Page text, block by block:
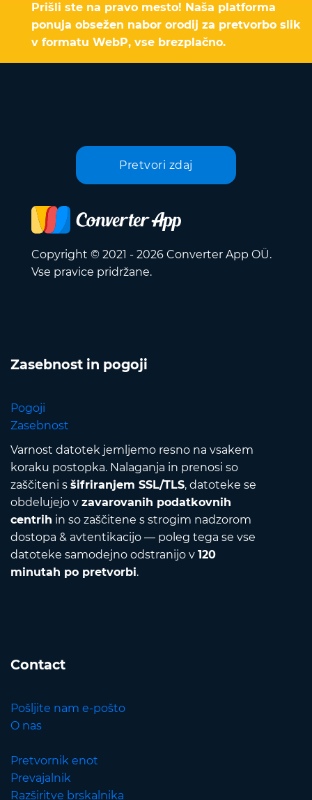
Prišli ste na pravo mesto! Naša platforma
ponuja obsežen nabor orodij za pretvorbo slik
v formatu WebP, vse brezplačno.
Pretvori zdaj
Copyright © 2021 - 2026 Converter App OÜ.
Vse pravice pridržane.
Zasebnost in pogoji
Pogoji
Zasebnost
Varnost datotek jemljemo resno na vsakem
koraku postopka. Nalaganja in prenosi so
zaščiteni s šifriranjem SSL/TLS, datoteke se
obdelujejo v zavarovanih podatkovnih
centrih in so zaščitene s strogim nadzorom
dostopa & avtentikacijo — poleg tega se vse
datoteke samodejno odstranijo v 120
minutah po pretvorbi.
Contact
Pošljite nam e-pošto
O nas
Pretvornik enot
Prevajalnik
Razširitve brskalnika